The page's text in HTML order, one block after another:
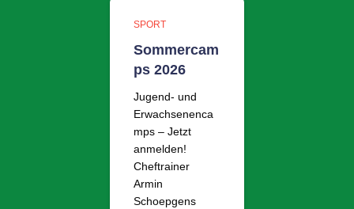
SPORT
Sommercam
ps 2026
Jugend- und
Erwachsenenca
mps – Jetzt
anmelden!
Cheftrainer
Armin
Schoepgens